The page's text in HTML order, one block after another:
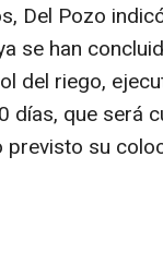
Del Pozo
se han
del riego,
días, que será
su